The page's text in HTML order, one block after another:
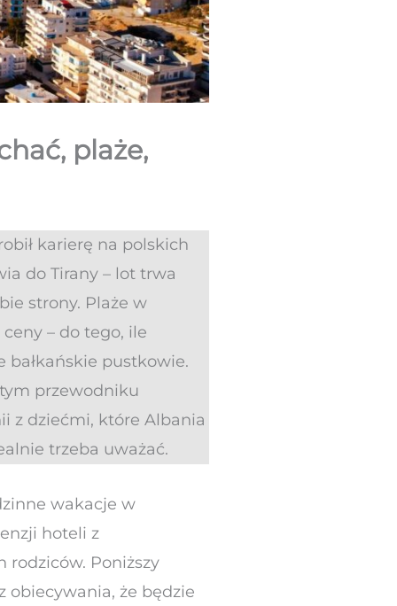
plaże,
karierę na polskich
do Tirany – lot trwa
strony. Plaże w
– do tego, ile
bałkańskie pustkowie.
przewodniku
z dziećmi, które Albania
trzeba uważać.
wakacje w
hoteli z
rodziców. Poniższy
obiecywania, że będzie